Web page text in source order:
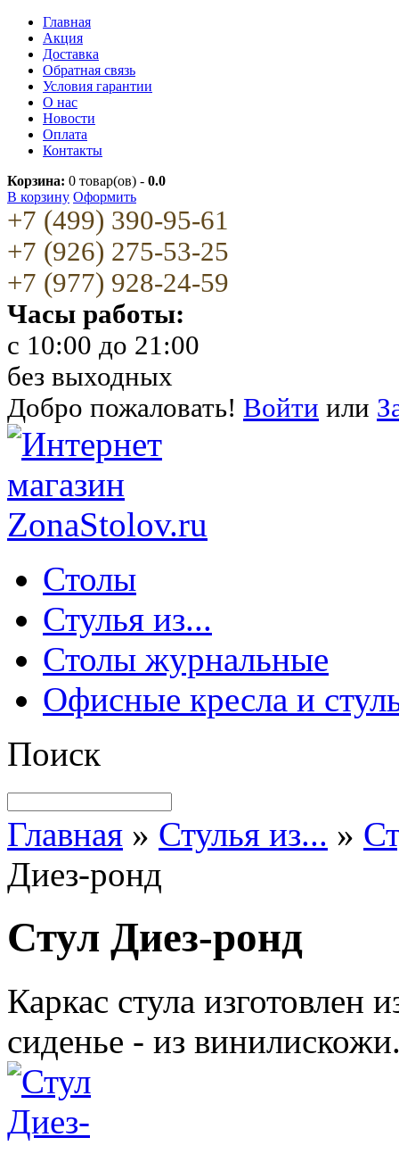
Главная
Акция
Доставка
Обратная связь
Условия гарантии
О нас
Новости
Оплата
Контакты
Корзина: 0 товар(ов) - 0.0
В корзину Оформить
+7 (499) 390-95-61
+7 (926) 275-53-25
+7 (977) 928-24-59
Часы работы:
c 10:00 до 21:00
без выходных
Добро пожаловать! Войти или
Столы
Стулья из...
Столы журнальные
Офисные кресла и
Поиск
Главная » Стулья из... »
Диез-ронд
Стул Диез-ронд
Каркас стула изготовлен
сиденье - из